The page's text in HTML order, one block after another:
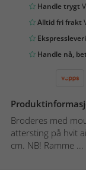
Handle trygt
Alltid fri frakt
Handle nå,
Broderes med
attersting på hvit
cm. NB! Ramme ...